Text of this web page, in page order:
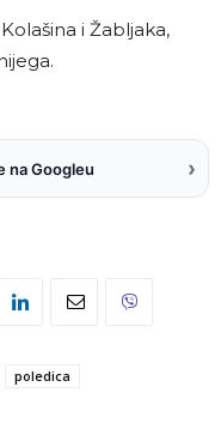
i Žabljaka,
na Googleu ›
poledica